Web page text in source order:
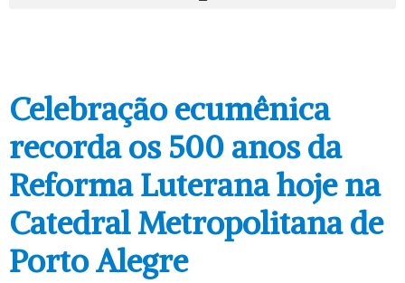
Celebração ecumênica
recorda os 500 anos da
Reforma Luterana hoje na
Catedral Metropolitana de
Porto Alegre